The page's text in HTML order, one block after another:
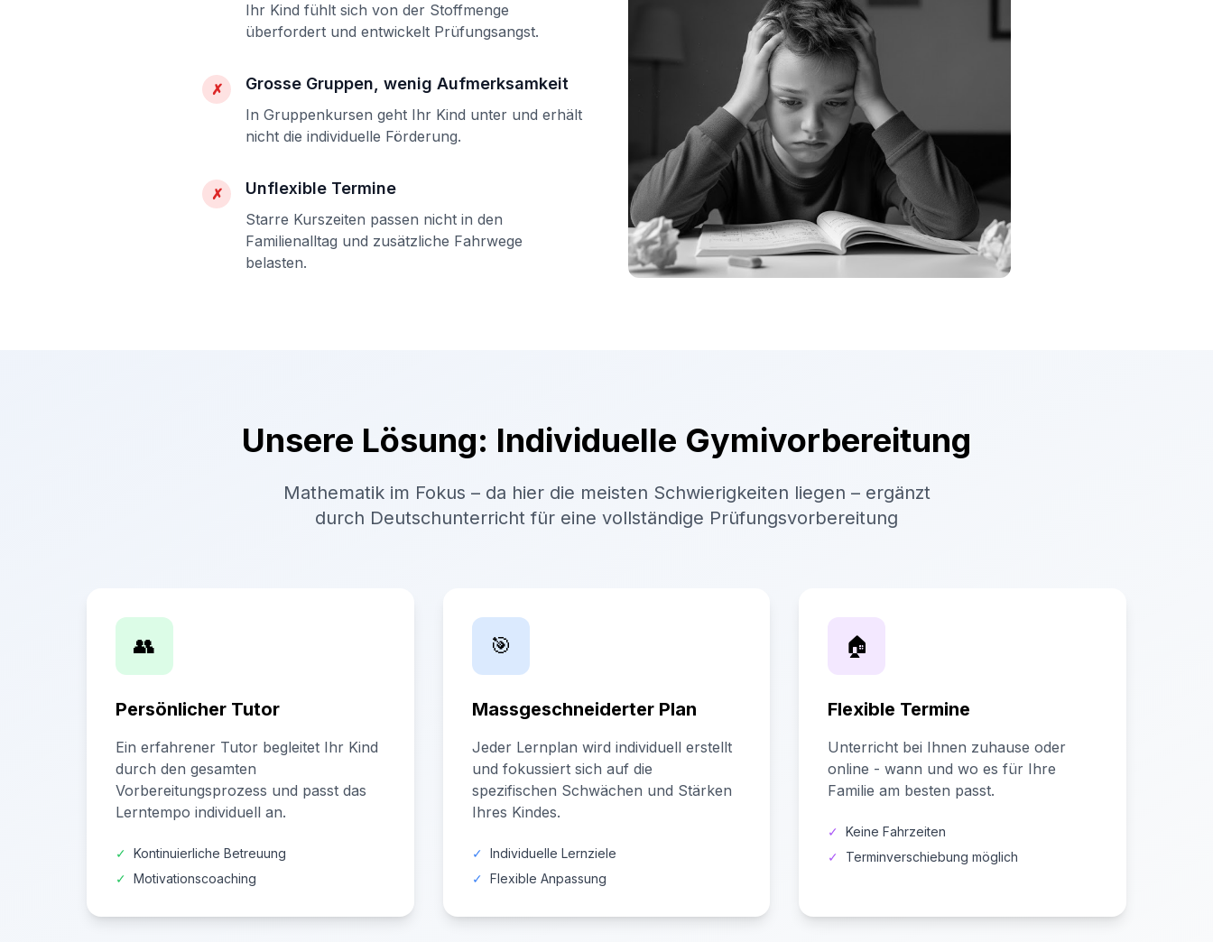
Ihr Kind fühlt sich von der Stoffmenge
überfordert und entwickelt Prüfungsangst.
✗ Grosse Gruppen, wenig Aufmerksamkeit
In Gruppenkursen geht Ihr Kind unter und erhält
nicht die individuelle Förderung.
✗ Unflexible Termine
Starre Kurszeiten passen nicht in den
Familienalltag und zusätzliche Fahrwege
belasten.
Unsere Lösung: Individuelle Gymivorbereitung
Mathematik im Fokus – da hier die meisten Schwierigkeiten liegen – ergänzt
durch Deutschunterricht für eine vollständige Prüfungsvorbereitung
👥
Persönlicher Tutor
Ein erfahrener Tutor begleitet Ihr Kind
durch den gesamten
Vorbereitungsprozess und passt das
Lerntempo individuell an.
✓ Kontinuierliche Betreuung
✓ Motivationscoaching
🎯
Massgeschneiderter Plan
Jeder Lernplan wird individuell erstellt
und fokussiert sich auf die
spezifischen Schwächen und Stärken
Ihres Kindes.
✓ Individuelle Lernziele
✓ Flexible Anpassung
🏠
Flexible Termine
Unterricht bei Ihnen zuhause oder
online - wann und wo es für Ihre
Familie am besten passt.
✓
Keine Fahrzeiten
✓
Terminverschiebung möglich